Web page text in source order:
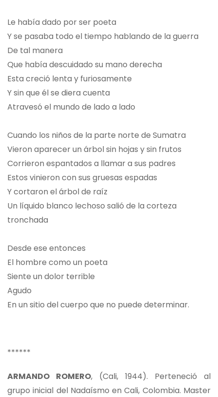
Le había dado por ser poeta
Y se pasaba todo el tiempo hablando de la guerra
De tal manera
Que había descuidado su mano derecha
Esta creció lenta y furiosamente
Y sin que él se diera cuenta
Atravesó el mundo de lado a lado
Cuando los niños de la parte norte de Sumatra
Vieron aparecer un árbol sin hojas y sin frutos
Corrieron espantados a llamar a sus padres
Estos vinieron con sus gruesas espadas
Y cortaron el árbol de raíz
Un líquido blanco lechoso salió de la corteza
tronchada
Desde ese entonces
El hombre como un poeta
Siente un dolor terrible
Agudo
En un sitio del cuerpo que no puede determinar.
******
ARMANDO ROMERO, (Cali, 1944). Perteneció al
grupo inicial del Nadaísmo en Cali, Colombia. Master